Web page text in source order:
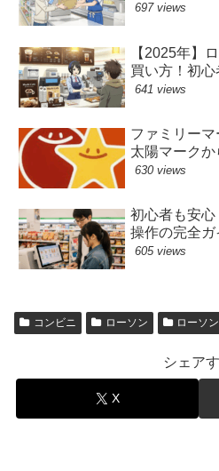
697 views
【2025年】
買い方！初
641 views
ファミリー
太陽マーク
630 views
初心者も安
操作の完全ガ
605 views
コンビニ ローソン ローソ
シェア
X